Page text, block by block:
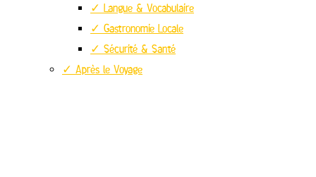
✓ Langue & Vocabulaire
✓ Gastronomie Locale
✓ Sécurité & Santé
✓ Après le Voyage